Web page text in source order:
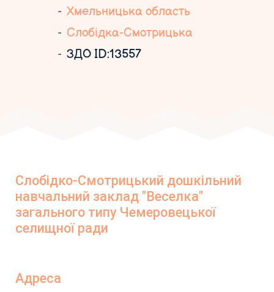
Хмельницька область
Слобідка-Смотрицька
ЗДО ID:13557
Слобідко-Смотрицький дошкільний
навчальний заклад "Веселка"
загального типу Чемеровецької
селищної ради
Адреса